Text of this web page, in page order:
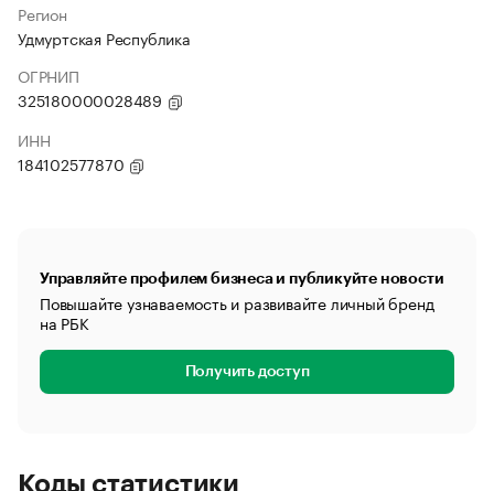
Регион
Удмуртская Республика
ОГРНИП
325180000028489
ИНН
184102577870
Управляйте профилем бизнеса и публикуйте новости
Повышайте узнаваемость и развивайте личный бренд
на РБК
Получить доступ
Коды статистики